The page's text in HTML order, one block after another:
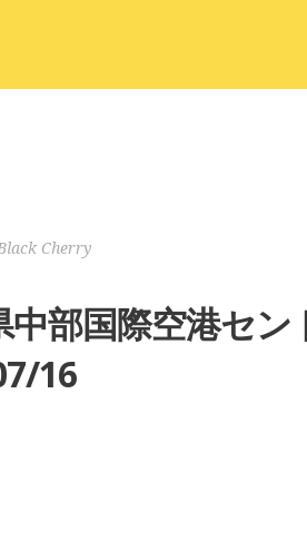
Cherry
部国際空港セン
16